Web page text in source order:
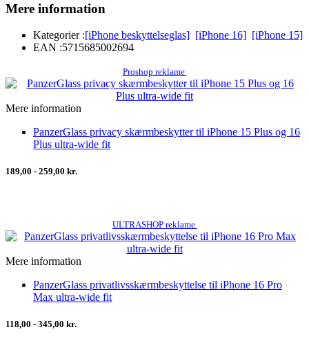
Mere information
Kategorier :[iPhone beskyttelseglas] [iPhone 16] [iPhone 15]
EAN :5715685002694
Proshop reklame
Mere information
PanzerGlass privacy skærmbeskytter til iPhone 15 Plus og 16
Plus ultra-wide fit
189,00 - 259,00 kr.
ULTRASHOP reklame
Mere information
PanzerGlass privatlivsskærmbeskyttelse til iPhone 16 Pro
Max ultra-wide fit
118,00 - 345,00 kr.